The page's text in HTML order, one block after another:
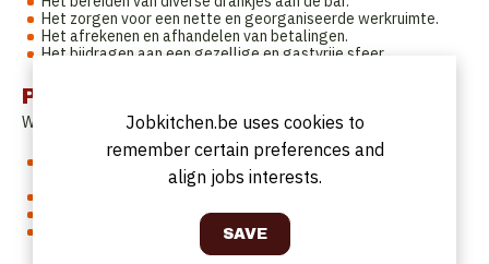
Het zorgen voor een nette en georganiseerde werkruimte.
Het afrekenen en afhandelen van betalingen.
Het bijdragen aan een gezellige en gastvrije sfeer.
Profile
Wat zoeken wij?
Je hebt relevante ervaring in de horeca, zowel in de bar als in
Je kan goed omgaan met drukte en hebt oog voor detail.
Je bent fulltime beschikbaar en kan zo snel mogelijk starten.
Jobkitchen.be uses cookies to
remember certain preferences and
align jobs interests.